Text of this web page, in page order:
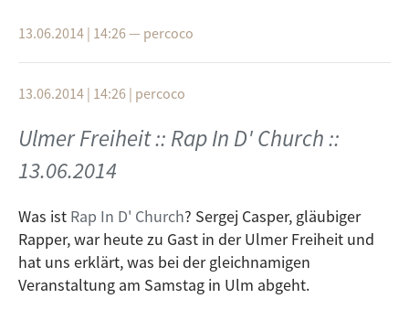
Bolzplatz
Fußball Religion
Sepp Maier
Hallelujah (Ein Münchner im Himmel)
Elvis Presley
Oliver Onions
Flying Through the Air
Fußball ist Glaubensfrage. Das dachte sich auch das
13.06.2014 | 14:26— percoco
13.06.2014 | 14:26 | percoco
Ulmer Freiheit :: Rap In D' Church ::
13.06.2014
Was ist Rap In D' Church? Sergej Casper, gläubiger
Rapper, war heute zu Gast in der Ulmer Freiheit und
hat uns erklärt, was bei der gleichnamigen
Veranstaltung am Samstag in Ulm abgeht.